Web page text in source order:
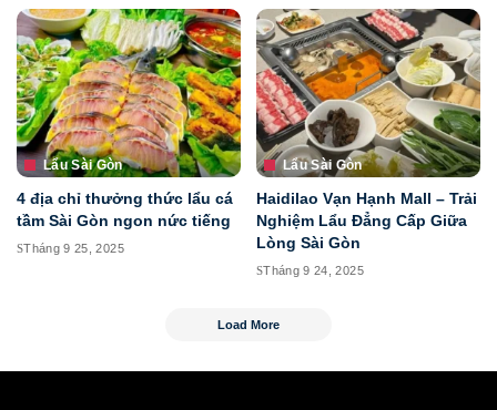
Lẩu Sài Gòn
4 địa chỉ thưởng thức lẩu cá
tầm Sài Gòn ngon nức tiếng
Tháng 9 25, 2025
Lẩu Sài Gòn
Haidilao Vạn Hạnh Mall – Trải
Nghiệm Lẩu Đẳng Cấp Giữa
Lòng Sài Gòn
Tháng 9 24, 2025
Load More